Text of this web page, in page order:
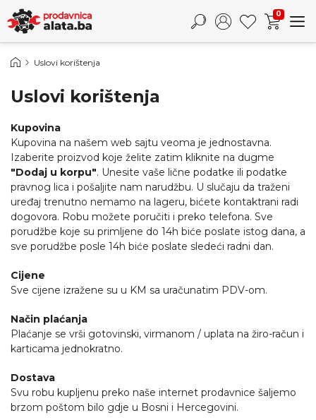
0
Uslovi korištenja
Uslovi korištenja
Kupovina
Kupovina na našem web sajtu veoma je jednostavna.
Izaberite proizvod koje želite zatim kliknite na dugme
"Dodaj u korpu". Unesite vaše lične podatke ili podatke
pravnog lica i pošaljite nam narudžbu. U slučaju da traženi
uređaj trenutno nemamo na lageru, bićete kontaktrani radi
dogovora. Robu možete poručiti i preko telefona. Sve
porudžbe koje su primljene do 14h biće poslate istog dana, a
sve porudžbe posle 14h biće poslate sledeći radni dan.
Cijene
Sve cijene izražene su u KM sa uračunatim PDV-om.
Način plaćanja
Plaćanje se vrši gotovinski, virmanom / uplata na žiro-račun i
karticama jednokratno.
Dostava
Svu robu kupljenu preko naše internet prodavnice šaljemo
brzom poštom bilo gdje u Bosni i Hercegovini.